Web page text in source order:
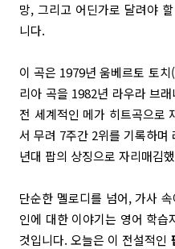
망, 그리고 어딘가로 달려야
니다.
이 곡은 1979년 움베르토 토
리아 곡을 1982년 라우라 브
전 세계적인 메가 히트곡으로
서 무려 7주간 2위를 기록하며
년대 팝의 상징으로 자리매김
단순한 멜로디를 넘어, 가사
인에 대한 이야기는 영어 학습
것입니다. 오늘은 이 전설적인